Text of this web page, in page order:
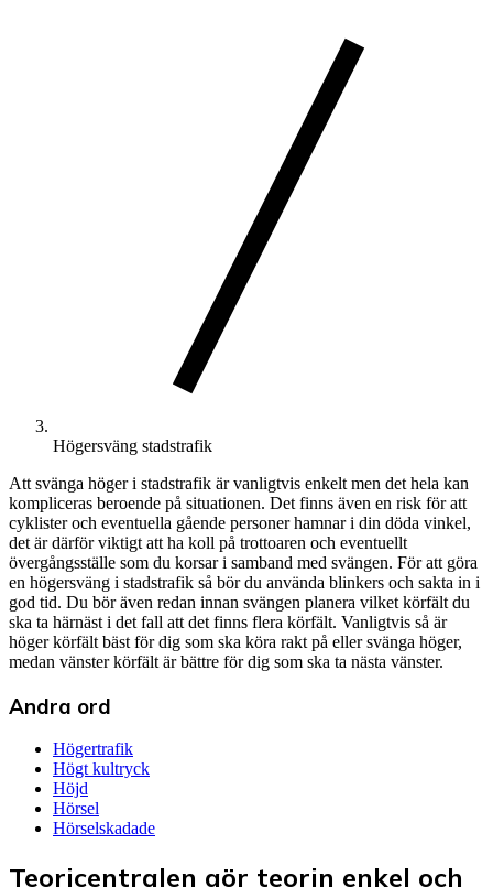
Högersväng stadstrafik
Att svänga höger i stadstrafik är vanligtvis enkelt men det hela kan
kompliceras beroende på situationen. Det finns även en risk för att
cyklister och eventuella gående personer hamnar i din döda vinkel,
det är därför viktigt att ha koll på trottoaren och eventuellt
övergångsställe som du korsar i samband med svängen. För att göra
en högersväng i stadstrafik så bör du använda blinkers och sakta in i
god tid. Du bör även redan innan svängen planera vilket körfält du
ska ta härnäst i det fall att det finns flera körfält. Vanligtvis så är
höger körfält bäst för dig som ska köra rakt på eller svänga höger,
medan vänster körfält är bättre för dig som ska ta nästa vänster.
Andra ord
Högertrafik
Högt kultryck
Höjd
Hörsel
Hörselskadade
Teoricentralen gör teorin enkel och